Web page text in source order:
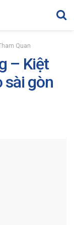
Quan
– Kiệt
sài gòn